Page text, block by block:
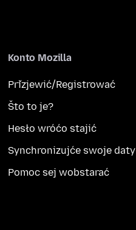
Konto Mozilla
Přizjewić/Registrować
Što to je?
Hesło wróćo stajić
Synchronizujće swoje daty
Pomoc sej wobstarać